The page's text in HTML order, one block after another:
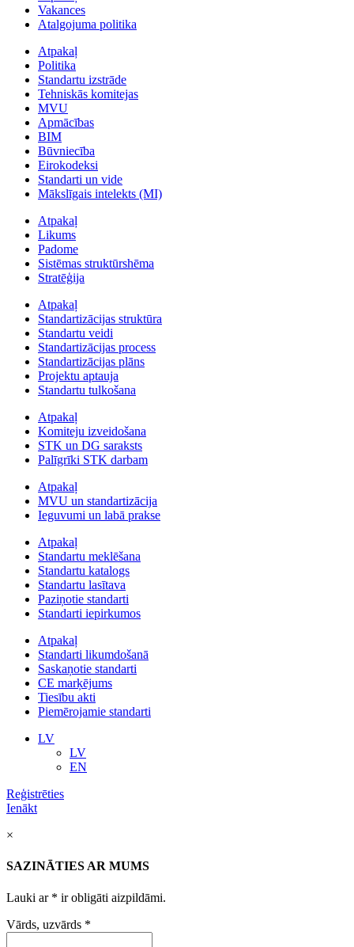
Vakances
Atalgojuma politika
Atpakaļ
Politika
Standartu izstrāde
Tehniskās komitejas
MVU
Apmācības
BIM
Būvniecība
Eirokodeksi
Standarti un vide
Mākslīgais intelekts (MI)
Atpakaļ
Likums
Padome
Sistēmas struktūrshēma
Stratēģija
Atpakaļ
Standartizācijas struktūra
Standartu veidi
Standartizācijas process
Standartizācijas plāns
Projektu aptauja
Standartu tulkošana
Atpakaļ
Komiteju izveidošana
STK un DG saraksts
Palīgrīki STK darbam
Atpakaļ
MVU un standartizācija
Ieguvumi un labā prakse
Atpakaļ
Standartu meklēšana
Standartu katalogs
Standartu lasītava
Paziņotie standarti
Standarti iepirkumos
Atpakaļ
Standarti likumdošanā
Saskaņotie standarti
CE marķējums
Tiesību akti
Piemērojamie standarti
LV
LV
EN
Reģistrēties
Ienākt
×
SAZINĀTIES AR MUMS
Lauki ar * ir obligāti aizpildāmi.
Vārds, uzvārds *